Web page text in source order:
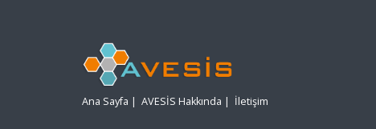
Ana Sayfa | AVESİS Hakkında | İletişim